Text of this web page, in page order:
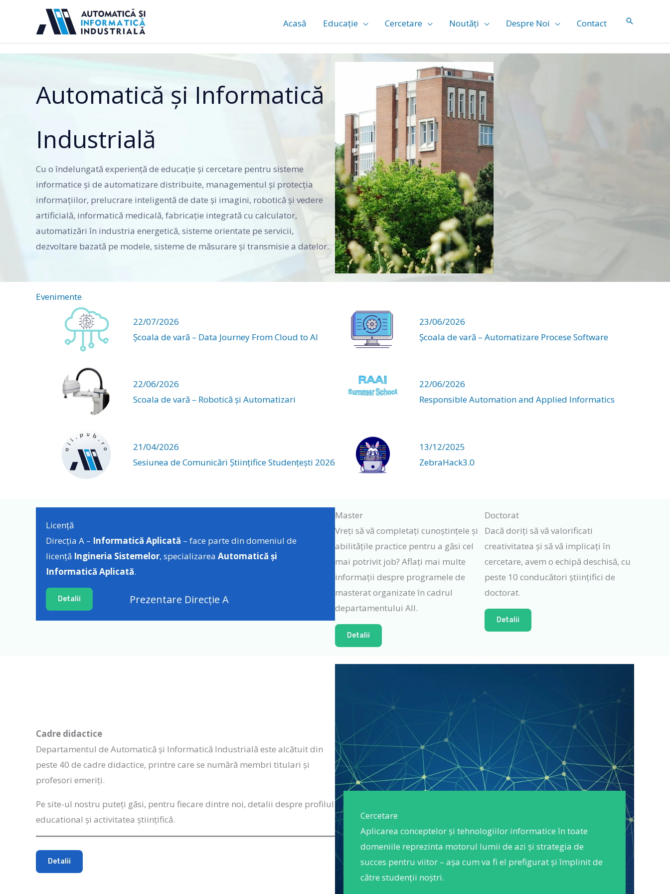
Acasă Educație Cercetare Noutăți Despre Noi Contact
Automatică și Informatică
Industrială
Cu o îndelungată experiență de educație și cercetare pentru sisteme
informatice și de automatizare distribuite, managementul și protecţia
informațiilor, prelucrare inteligentă de date și imagini, robotică şi vedere
artificială, informatică medicală, fabricaţie integrată cu calculator,
automatizări în industria energetică, sisteme orientate pe servicii,
dezvoltare bazată pe modele, sisteme de măsurare şi transmisie a datelor.
Evenimente
22/07/2026
Școala de vară – Data Journey From Cloud to AI
23/06/2026
Școala de vară – Automatizare Procese Software
22/06/2026
Scoala de vară – Robotică și Automatizari
22/06/2026
Responsible Automation and Applied Informatics
21/04/2026
Sesiunea de Comunicări Științifice Studențești 2026
13/12/2025
ZebraHack3.0
Licență
Direcția A – Informatică Aplicată – face parte din domeniul de
licență Ingineria Sistemelor, specializarea Automatică și
Informatică Aplicată.
Detalii Prezentare Direcție A
Master
Vreți să vă completați cunoștințele și
abilitățile practice pentru a găsi cel
mai potrivit job? Aflați mai multe
informații despre programele de
masterat organizate în cadrul
departamentului AII.
Detalii
Doctorat
Dacă doriți să vă valorificati
creativitatea și să vă implicați în
cercetare, avem o echipă deschisă, cu
peste 10 conducători științifici de
doctorat.
Detalii
Cadre didactice
Departamentul de Automatică și Informatică Industrială este alcătuit din
peste 40 de cadre didactice, printre care se numără membri titulari și
profesori emeriți.
Pe site-ul nostru puteți găsi, pentru fiecare dintre noi, detalii despre profilul
educational și activitatea științifică.
Detalii
Cercetare
Aplicarea conceptelor și tehnologiilor informatice în toate
domeniile reprezinta motorul lumii de azi și strategia de
succes pentru viitor – așa cum va fi el prefigurat și împlinit de
către studenții noștri.